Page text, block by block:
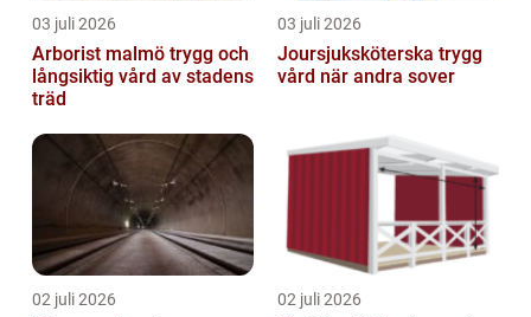
03 juli 2026
Arborist malmö trygg och
långsiktig vård av stadens
träd
03 juli 2026
Joursjuksköterska trygg
vård när andra sover
02 juli 2026 02 juli 2026